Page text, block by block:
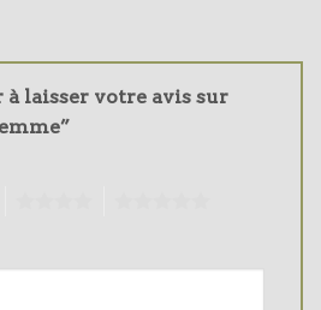
à laisser votre avis sur